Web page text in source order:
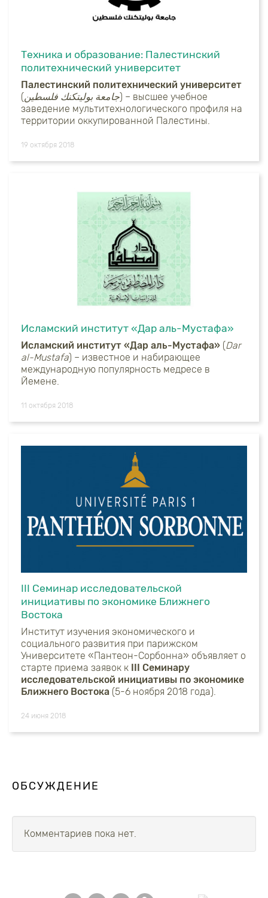
Техника и образование: Палестинский
политехнический университет
Палестинский политехнический университет
(جامعة بوليتكنك فلسطين) – высшее учебное
заведение мультитехнологического профиля на
территории оккупированной Палестины.
19 октября 2018
Исламский институт «Дар аль-Мустафа»
Исламский институт «Дар аль-Мустафа» (Dar
al-Mustafa) – известное и набирающее
международную популярность медресе в
Йемене.
11 октября 2018
III Семинар исследовательской
инициативы по экономике Ближнего
Востока
Институт изучения экономического и
социального развития при парижском
Университете «Пантеон-Сорбонна» объявляет о
старте приема заявок к
Семинару
исследовательской инициативы по экономике
Ближнего Востока (5-6 ноября 2018 года).
24 июня 2018
ОБСУЖДЕНИЕ
Комментариев пока нет.